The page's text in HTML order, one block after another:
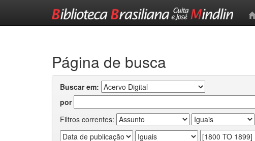
Página de busca
Buscar em:
por
Filtros correntes: